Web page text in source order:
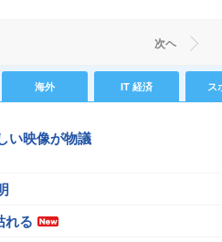
次ヘ
海外 IT 経済 ス
い映像が物議
れる